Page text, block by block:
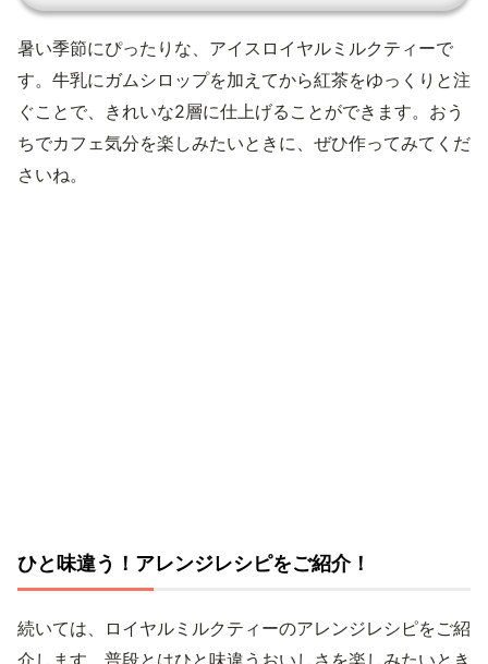
暑い季節にぴったりな、アイスロイヤルミルクティーで
す。牛乳にガムシロップを加えてから紅茶をゆっくりと注
ぐことで、きれいな2層に仕上げることができます。おう
ちでカフェ気分を楽しみたいときに、ぜひ作ってみてくだ
さいね。
ひと味違う！アレンジレシピをご紹介！
続いては、ロイヤルミルクティーのアレンジレシピをご紹
介します。普段とはひと味違うおいしさを楽しみたいとき